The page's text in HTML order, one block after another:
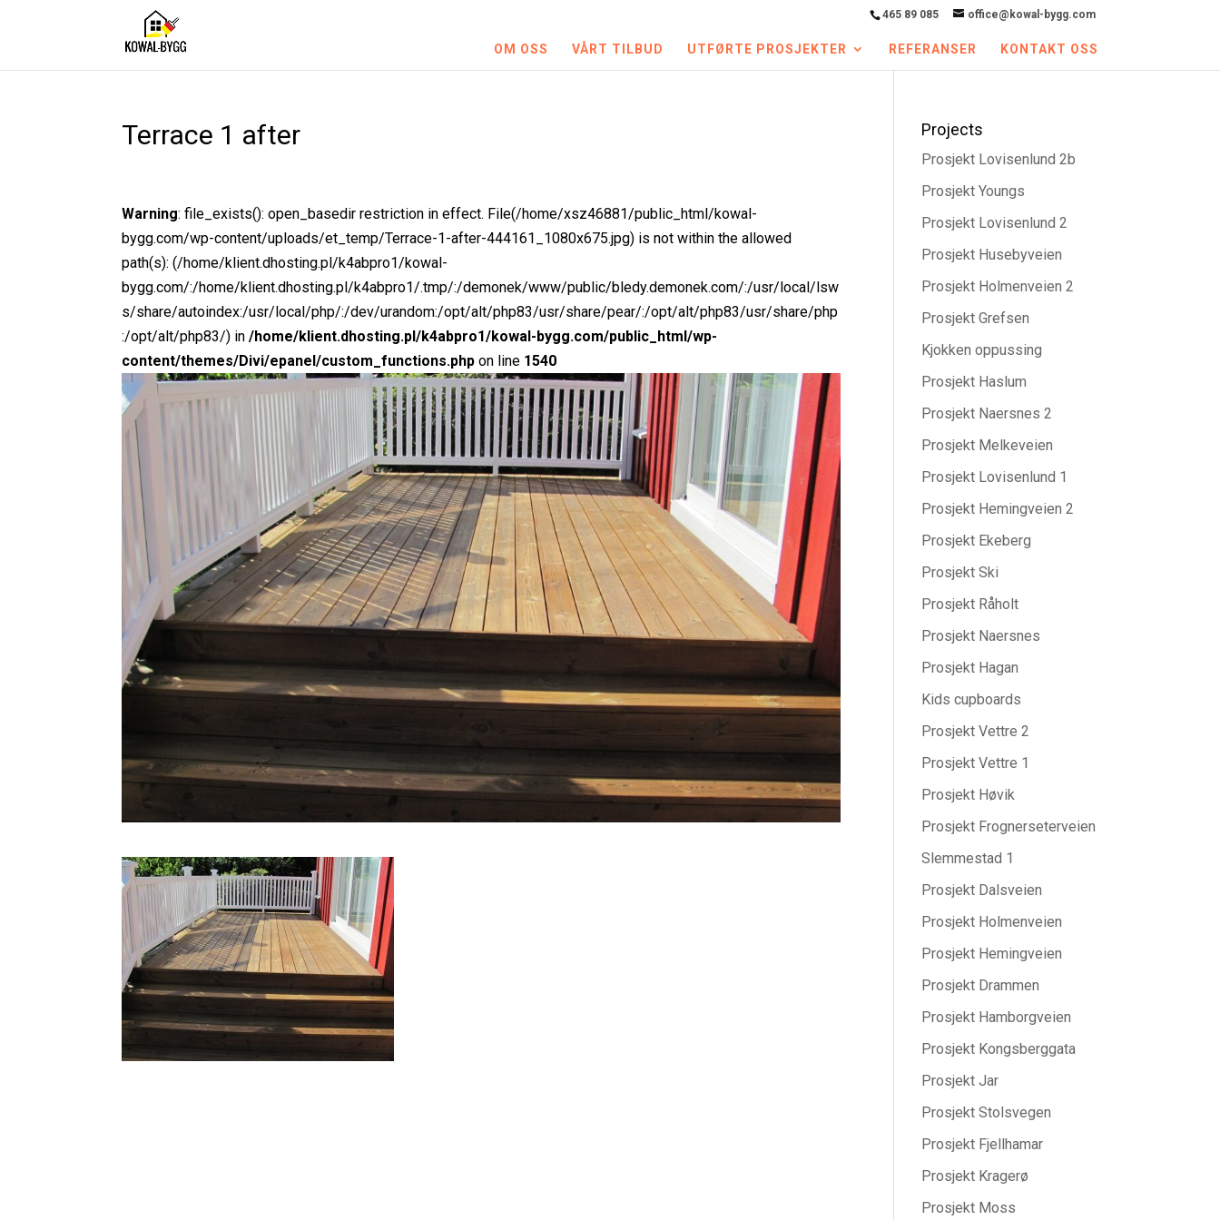
465 89 085 office@kowal-bygg.com
OM OSS VÅRT TILBUD UTFØRTE PROSJEKTER REFERANSER KONTAKT OSS
Terrace 1 after
Warning: file_exists(): open_basedir restriction in effect. File(/home/xsz46881/public_html/kowal-
bygg.com/wp-content/uploads/et_temp/Terrace-1-after-444161_1080x675.jpg) is not within the allowed
path(s): (/home/klient.dhosting.pl/k4abpro1/kowal-
bygg.com/:/home/klient.dhosting.pl/k4abpro1/.tmp/:/demonek/www/public/bledy.demonek.com/:/usr/local/lsw
s/share/autoindex:/usr/local/php/:/dev/urandom:/opt/alt/php83/usr/share/pear/:/opt/alt/php83/usr/share/php
:/opt/alt/php83/) in/home/klient.dhosting.pl/k4abpro1/kowal-bygg.com/public_html/wp-
content/themes/Divi/epanel/custom_functions.php on line 1540
Projects
Prosjekt Lovisenlund 2b
Prosjekt Youngs
Prosjekt Lovisenlund 2
Prosjekt Husebyveien
Prosjekt Holmenveien 2
Prosjekt Grefsen
Kjokken oppussing
Prosjekt Haslum
Prosjekt Naersnes 2
Prosjekt Melkeveien
Prosjekt Lovisenlund 1
Prosjekt Hemingveien 2
Prosjekt Ekeberg
Prosjekt Ski
Prosjekt Råholt
Prosjekt Naersnes
Prosjekt Hagan
Kids cupboards
Prosjekt Vettre 2
Prosjekt Vettre 1
Prosjekt Høvik
Prosjekt Frognerseterveien
Slemmestad 1
Prosjekt Dalsveien
Prosjekt Holmenveien
Prosjekt Hemingveien
Prosjekt Drammen
Prosjekt Hamborgveien
Prosjekt Kongsberggata
Prosjekt Jar
Prosjekt Stolsvegen
Prosjekt Fjellhamar
Prosjekt Kragerø
Prosjekt Moss